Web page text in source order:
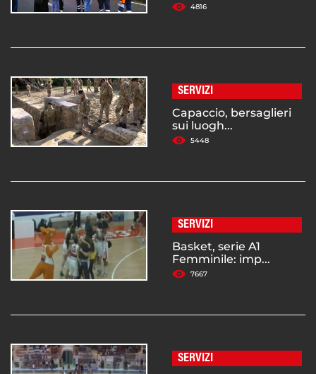
4816
SERVIZI
Capaccio, bersaglieri
sui luogh...
5448
SERVIZI
Basket, serie A1
Femminile: imp...
7667
SERVIZI